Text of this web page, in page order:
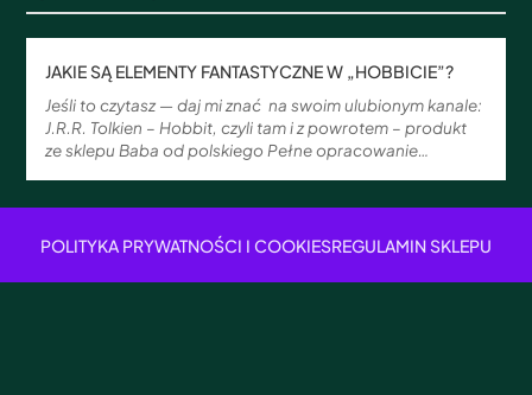
JAKIE SĄ ELEMENTY FANTASTYCZNE W „HOBBICIE”?
Jeśli to czytasz — daj mi znać na swoim ulubionym kanale:
J.R.R. Tolkien – Hobbit, czyli tam i z powrotem – produkt
ze sklepu Baba od polskiego Pełne opracowanie…
POLITYKA PRYWATNOŚCI I COOKIESREGULAMIN SKLEPU